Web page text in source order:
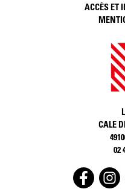
ACCÈS ET
CALE
02